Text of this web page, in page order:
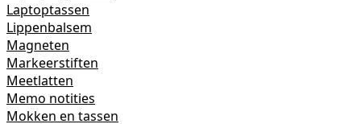
Laptoptassen
Lippenbalsem
Magneten
Markeerstiften
Meetlatten
Memo notities
Mokken en tassen